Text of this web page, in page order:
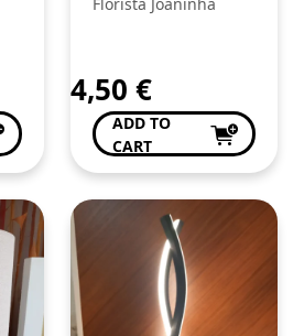
4,50 €
ADD TO
CART